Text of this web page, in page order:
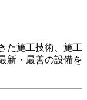
た施工技術、施工
新・最善の設備を